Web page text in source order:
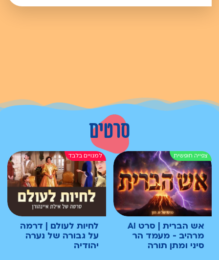
סרטים
אש הברית | סרט AI
מרהיב - מעמד הר
סיני ומתן תורה
לחיות לעולם | דרמה
על גבורה של נערה
יהודיה